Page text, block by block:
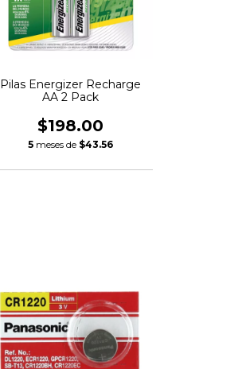
Pilas Energizer Recharge
AA 2 Pack
$198.00
5 meses de $43.56